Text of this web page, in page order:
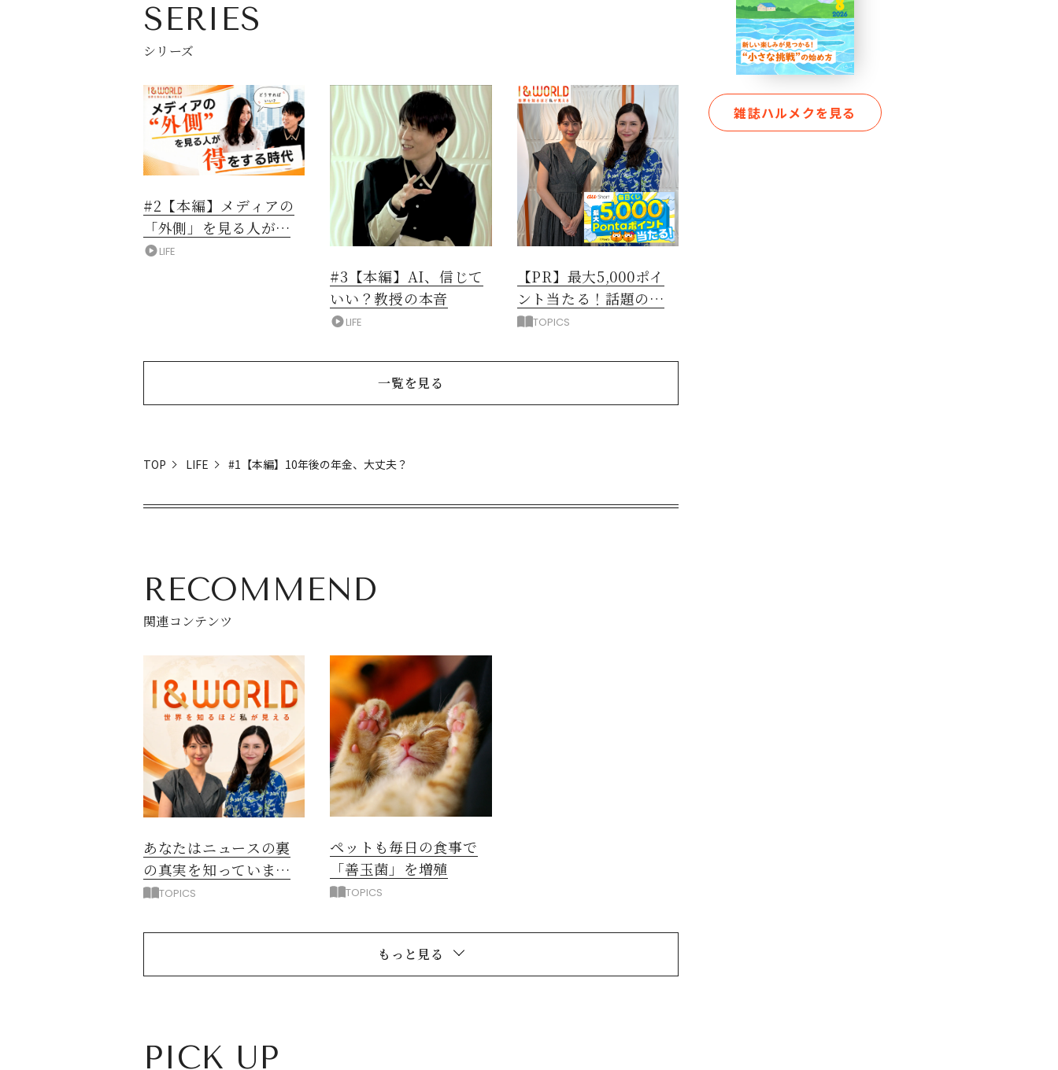
SERIES
シリーズ
#2【本編】メディアの
「外側」を見る人が得
をする時代
LIFE
#3【本編】AI、信じて
いい？教授の本音
LIFE
【PR】最大5,000ポイ
ント当たる！話題のニ
ュース動画で賢くポイ
TOPICS
一覧を見る
TOP LIFE #1【本編】10年後の年金、大丈夫？
RECOMMEND
関連コンテンツ
あなたはニュースの裏
の真実を知っています
か？TOPICS
ペットも毎日の食事で
「善玉菌」を増殖
TOPICS
もっと見る
PICK UP
雑誌ハルメクを見る